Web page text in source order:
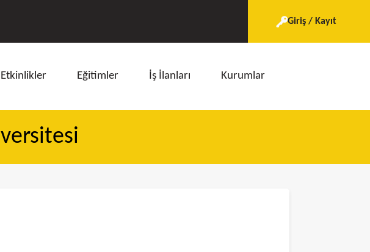
Giriş / Kayıt
Etkinlikler Eğitimler İş İlanları Kurumlar